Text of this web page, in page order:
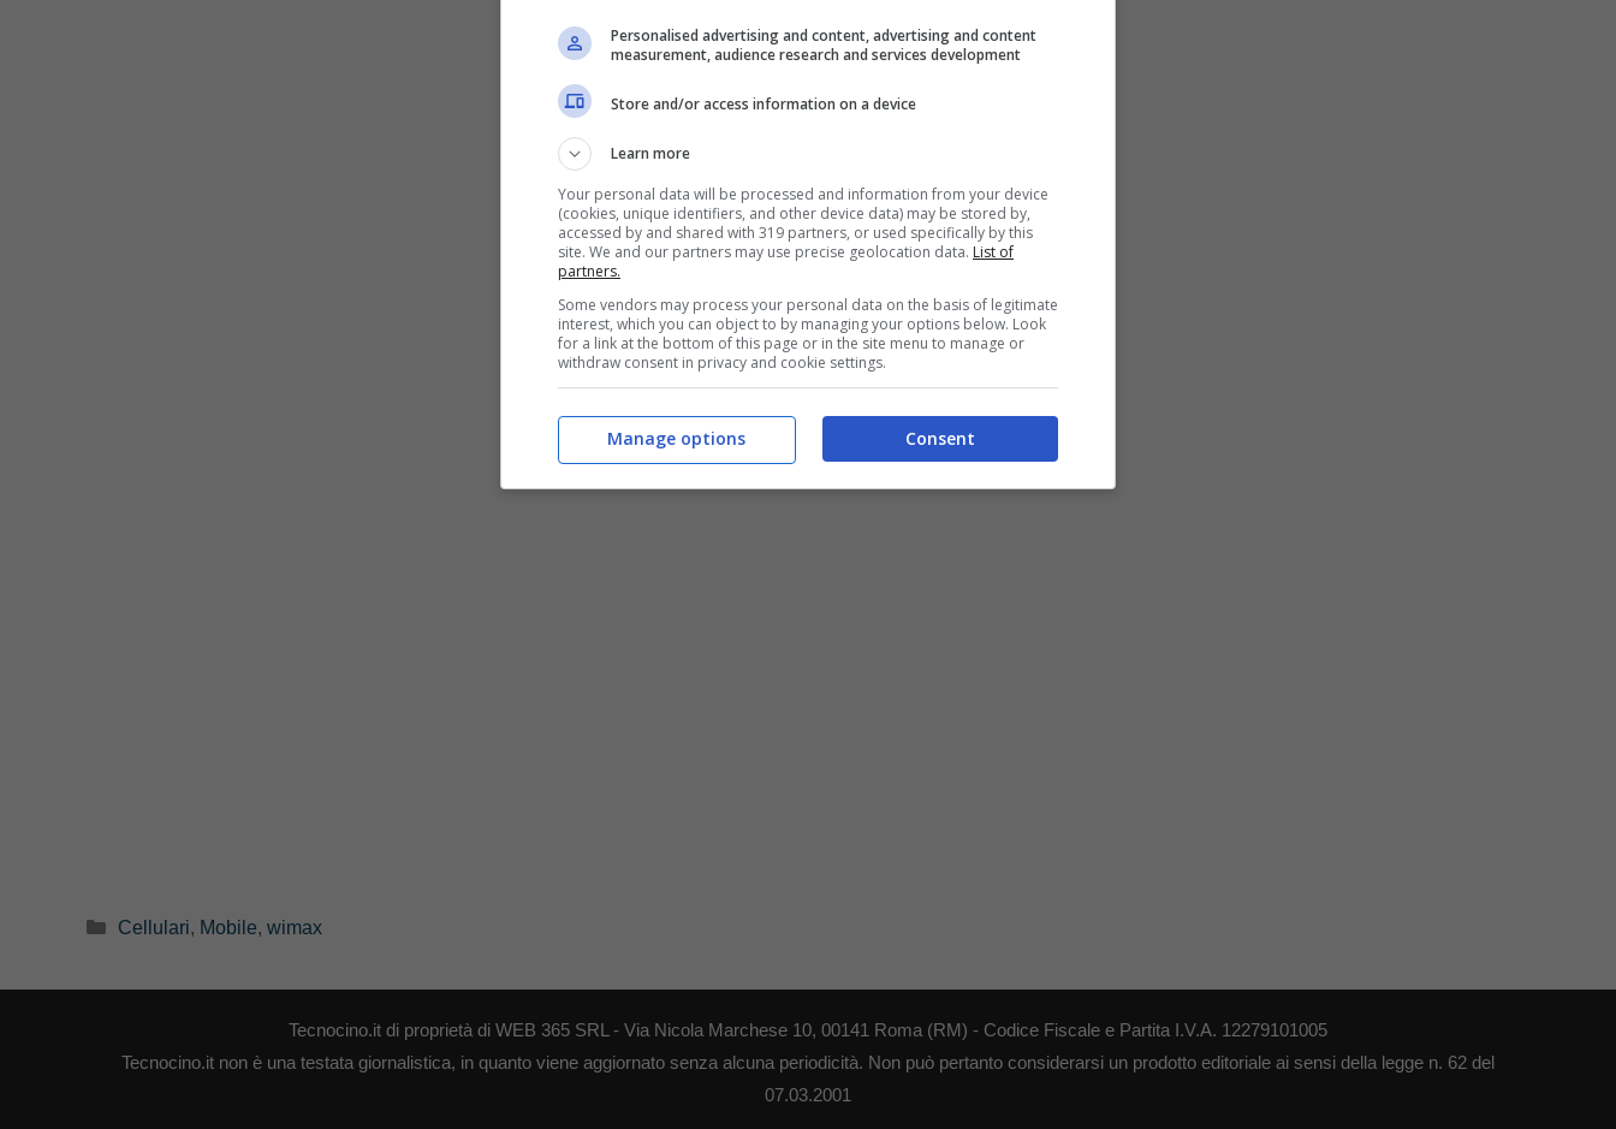
Categorie
Cellulari, Mobile, wimax
Tecnocino.it di proprietà di WEB 365 SRL - Via Nicola Marchese 10, 00141 Roma (RM) - Codice Fiscale e Partita I.V.A. 12279101005
Tecnocino.it non è una testata giornalistica, in quanto viene aggiornato senza alcuna periodicità. Non può pertanto considerarsi un prodotto editoriale ai sensi della legge n. 62 del
07.03.2001
Personalised advertising and content, advertising and content
measurement, audience research and services development
Store and/or access information on a device
Learn more
Your personal data will be processed and information from your device
(cookies, unique identifiers, and other device data) may be stored by,
accessed by and shared with 319 partners, or used specifically by this
site. We and our partners may use precise geolocation data. List of
partners.
Some vendors may process your personal data on the basis of legitimate
interest, which you can object to by managing your options below. Look
for a link at the bottom of this page or in the site menu to manage or
withdraw consent in privacy and cookie settings.
Consent
Manage options